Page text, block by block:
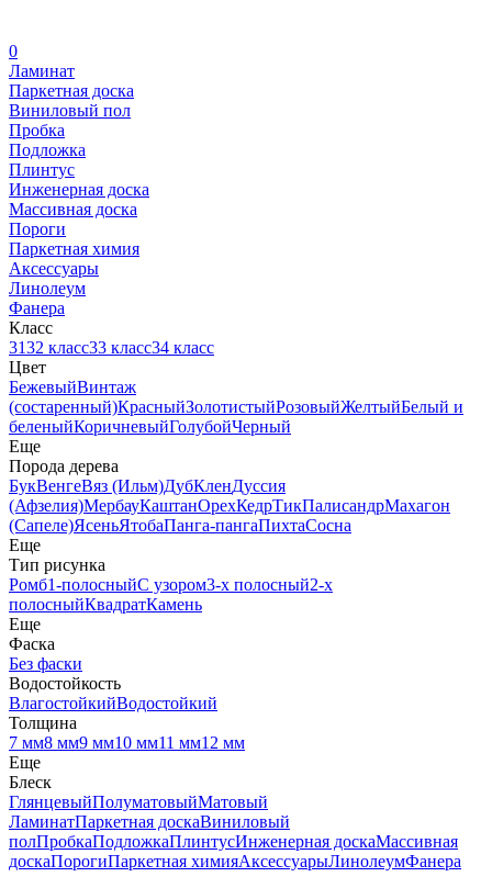
0
Ламинат
Паркетная доска
Виниловый пол
Пробка
Подложка
Плинтус
Инженерная доска
Массивная доска
Пороги
Паркетная химия
Аксессуары
Линолеум
Фанера
Класс
3132 класс33 класс34 класс
Цвет
БежевыйВинтаж
(состаренный)КрасныйЗолотистыйРозовыйЖелтыйБелый и
беленыйКоричневыйГолубойЧерный
Еще
Порода дерева
БукВенгеВяз (Ильм)ДубКленДуссия
(Афзелия)МербауКаштанОрехКедрТикПалисандрМахагон
(Сапеле)ЯсеньЯтобаПанга-пангаПихтаСосна
Еще
Тип рисунка
Ромб1-полосныйС узором3-х полосный2-х
полосныйКвадратКамень
Еще
Фаска
Без фаски
Водостойкость
ВлагостойкийВодостойкий
Толщина
7 мм8 мм9 мм10 мм11 мм12 мм
Еще
Блеск
ГлянцевыйПолуматовыйМатовый
ЛаминатПаркетная доскаВиниловый
полПробкаПодложкаПлинтусИнженерная доскаМассивная
доскаПорогиПаркетная химияАксессуарыЛинолеумФанера